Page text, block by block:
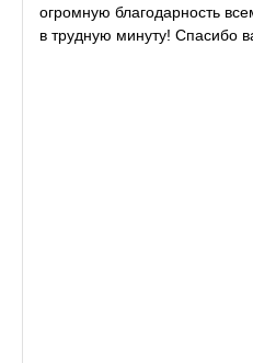
огромную благодарность
в трудную минуту! Спасибо